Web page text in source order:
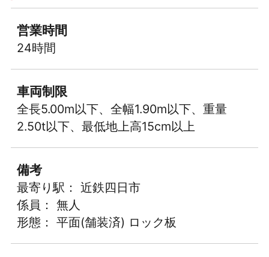
営業時間
24時間
車両制限
全長5.00m以下、全幅1.90m以下、重量
2.50t以下、最低地上高15cm以上
備考
最寄り駅： 近鉄四日市
係員： 無人
形態： 平面(舗装済) ロック板